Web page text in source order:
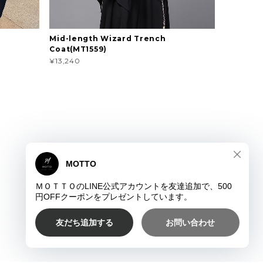
Mid-length Wizard Trench
Coat(MT1559)
¥13,240